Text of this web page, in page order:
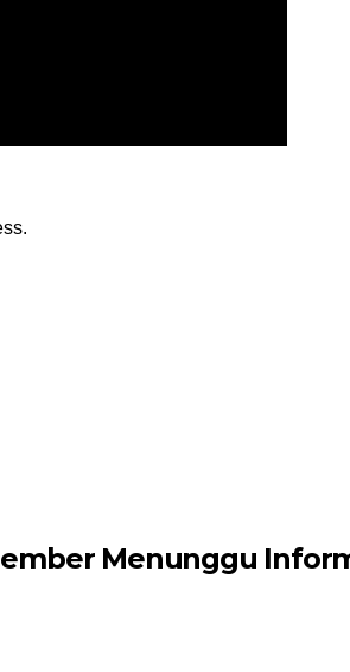
Menunggu